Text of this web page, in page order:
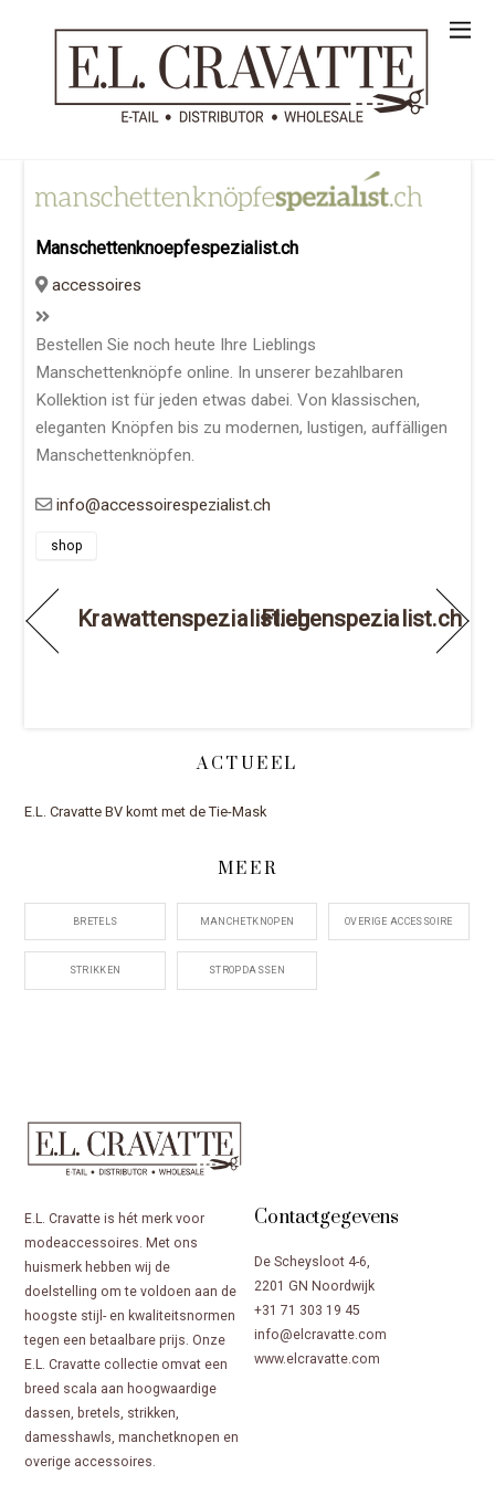
Manschettenknoepfespezialist.ch
accessoires
Bestellen Sie noch heute Ihre Lieblings
Manschettenknöpfe online. In unserer bezahlbaren
Kollektion ist für jeden etwas dabei. Von klassischen,
eleganten Knöpfen bis zu modernen, lustigen, auffälligen
Manschettenknöpfen.
info@accessoirespezialist.ch
shop
Krawattenspezialist.chFliegenspezialist.ch
ACTUEEL
E.L. Cravatte BV komt met de Tie-Mask
MEER
BRETELS MANCHETKNOPEN OVERIGE ACCESSOIRE
STRIKKEN STROPDASSEN
E.L. Cravatte is hét merk voor
modeaccessoires. Met ons
huismerk hebben wij de
doelstelling om te voldoen aan de
hoogste stijl- en kwaliteitsnormen
tegen een betaalbare prijs. Onze
E.L. Cravatte collectie omvat een
breed scala aan hoogwaardige
dassen, bretels, strikken,
damesshawls, manchetknopen en
overige accessoires.
Contactgegevens
De Scheysloot 4-6,
2201 GN Noordwijk
+31 71 303 19 45
info@elcravatte.com
www.elcravatte.com